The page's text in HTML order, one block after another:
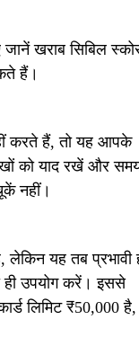
खराब सिबिल
हैं।
करते हैं, तो यह आपके
को याद रखें और
नहीं।
यह तब प्रभावी
उपयोग करें। इससे
लिमिट ₹50,000 है,